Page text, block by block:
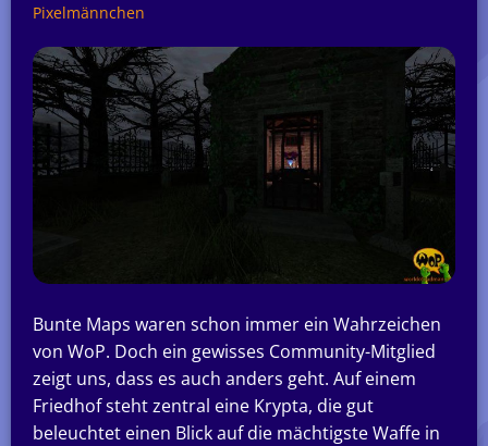
Pixelmännchen
Bunte Maps waren schon immer ein Wahrzeichen
von WoP. Doch ein gewisses Community-Mitglied
zeigt uns, dass es auch anders geht. Auf einem
Friedhof steht zentral eine Krypta, die gut
beleuchtet einen Blick auf die mächtigste Waffe in